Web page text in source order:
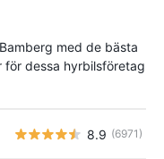
med de bästa
dessa hyrbilsföretag
8.9 (6971)